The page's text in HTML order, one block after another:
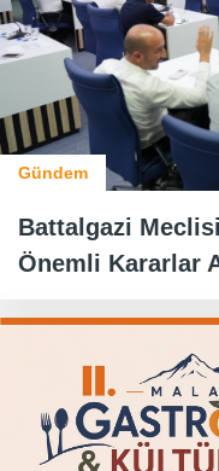
Gündem
Battalgazi
Önemli Kararlar